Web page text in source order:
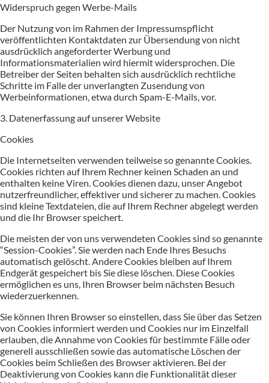
Widerspruch gegen Werbe-Mails
Der Nutzung von im Rahmen der Impressumspflicht
veröffentlichten Kontaktdaten zur Übersendung von nicht
ausdrücklich angeforderter Werbung und
Informationsmaterialien wird hiermit widersprochen. Die
Betreiber der Seiten behalten sich ausdrücklich rechtliche
Schritte im Falle der unverlangten Zusendung von
Werbeinformationen, etwa durch Spam-E-Mails, vor.
3. Datenerfassung auf unserer Website
Cookies
Die Internetseiten verwenden teilweise so genannte Cookies.
Cookies richten auf Ihrem Rechner keinen Schaden an und
enthalten keine Viren. Cookies dienen dazu, unser Angebot
nutzerfreundlicher, effektiver und sicherer zu machen. Cookies
sind kleine Textdateien, die auf Ihrem Rechner abgelegt werden
und die Ihr Browser speichert.
Die meisten der von uns verwendeten Cookies sind so genannte
“Session-Cookies”. Sie werden nach Ende Ihres Besuchs
automatisch gelöscht. Andere Cookies bleiben auf Ihrem
Endgerät gespeichert bis Sie diese löschen. Diese Cookies
ermöglichen es uns, Ihren Browser beim nächsten Besuch
wiederzuerkennen.
Sie können Ihren Browser so einstellen, dass Sie über das Setzen
von Cookies informiert werden und Cookies nur im Einzelfall
erlauben, die Annahme von Cookies für bestimmte Fälle oder
generell ausschließen sowie das automatische Löschen der
Cookies beim Schließen des Browser aktivieren. Bei der
Deaktivierung von Cookies kann die Funktionalität dieser